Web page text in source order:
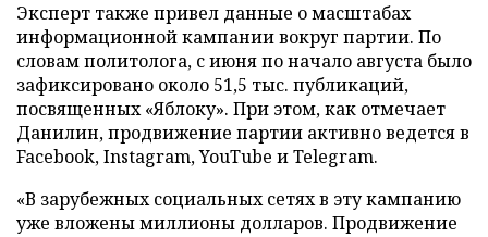
Эксперт также привел данные о масштабах
информационной кампании вокруг партии. По
словам политолога, с июня по начало августа было
зафиксировано около 51,5 тыс. публикаций,
посвященных «Яблоку». При этом, как отмечает
Данилин, продвижение партии активно ведется в
Facebook, Instagram, YouTube и Telegram.
«В зарубежных социальных сетях в эту кампанию
уже вложены миллионы долларов. Продвижение